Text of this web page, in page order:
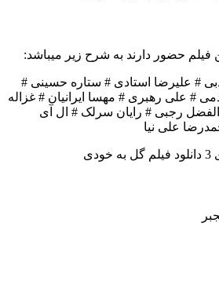
فیلم حضور دارند به شرح زیر میباشد:
# علیرضا استادی # ستاره حسینی #
# علی رهبری # مهسا ایرانیان # غزاله
رجبی # رایان سرلک # ال آی
علی نیا